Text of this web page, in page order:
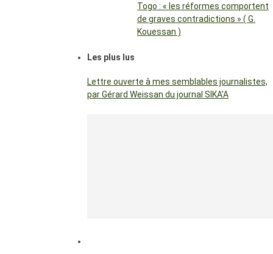
Togo : « les réformes comportent
de graves contradictions » ( G.
Kouessan )
Les plus lus
Lettre ouverte à mes semblables journalistes,
par Gérard Weissan du journal SIKA’A